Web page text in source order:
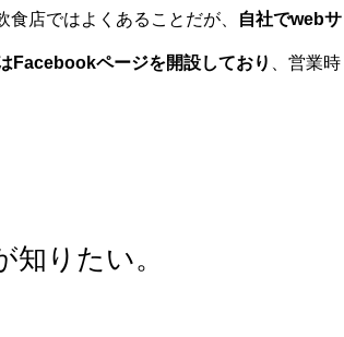
店ではよくあることだが、 自社でwebサ
Facebookページを開設しており 、営業時
りたい。